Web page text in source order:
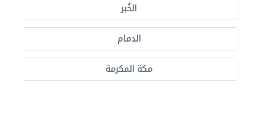
الخُبر
الدمام
مكة المكرمة